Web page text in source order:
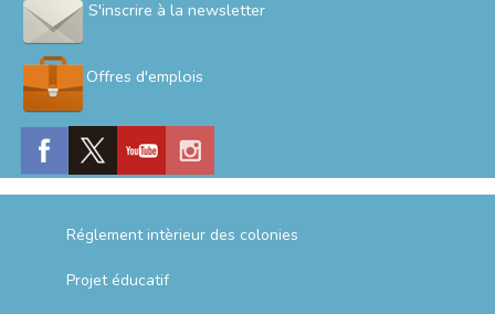
S'inscrire à la newsletter
Offres d'emplois
Réglement intèrieur des colonies
Projet éducatif